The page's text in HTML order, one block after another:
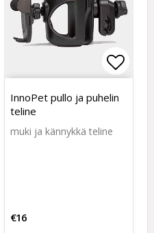
to list of favorites
to list of favorites
Add
Add
InnoPet pullo ja puhelin
teline
muki ja kännykkä teline
€16